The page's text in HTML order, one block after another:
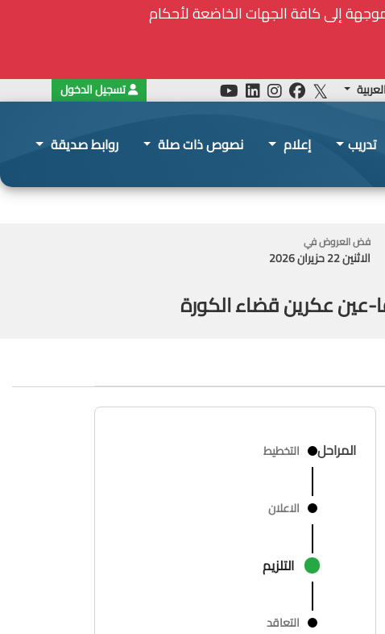
العربية تسجيل الدخول
تدريب إعلام نصوص ذات صلة روابط صديقة
فض العروض في
الاثنين 22 حزيران 2026
عكرين قضاء الكورة
المراحل التخطيط
الاعلان
التلزيم
التعاقد